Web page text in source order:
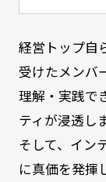
経営トップ自
受けたメンバ
理解・実践で
ティが浸透し
そして、イン
に真価を発揮